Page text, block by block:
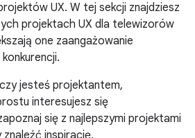
UX. W tej sekcji znajdziesz
projektach UX dla telewizorów
one zaangażowanie
jesteś projektantem,
interesujesz się
się z najlepszymi projektami
inspirację.